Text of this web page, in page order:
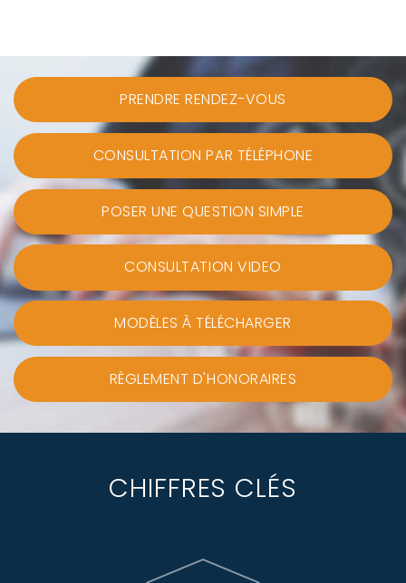
PRENDRE RENDEZ-VOUS
CONSULTATION PAR TÉLÉPHONE
POSER UNE QUESTION SIMPLE
CONSULTATION VIDEO
MODÈLES À TÉLÉCHARGER
RÈGLEMENT D'HONORAIRES
CHIFFRES CLÉS